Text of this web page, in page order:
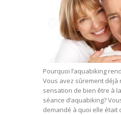
Pourquoi l’aquabiking
Vous avez sûrement déjà
sensation de bien être à
séance d’aquabiking?
demandé à quoi elle était